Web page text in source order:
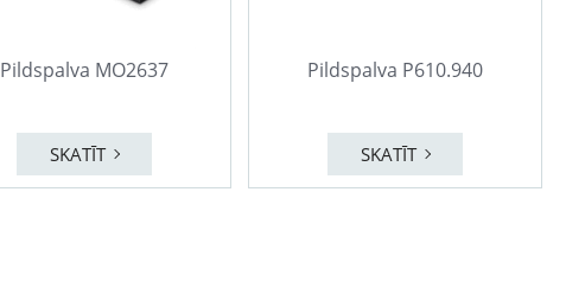
Pildspalva MO2637
SKATĪT
Pildspalva P610.940
SKATĪT